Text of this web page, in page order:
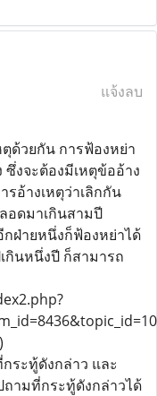
แจ้งลบ
ยกัน การฟ้องหย่า
งจะต้องมีเหตุข้ออ้าง
อ้างเหตุว่าเลิกกัน
อดมาเกินสามปี
ฝ่ายหนึ่งก็ฟ้องหย่าได้
กินหนึ่งปี ก็สามารถ
ทู้ดังกล่าว และ
ถามที่กระทู้ดังกล่าวได้